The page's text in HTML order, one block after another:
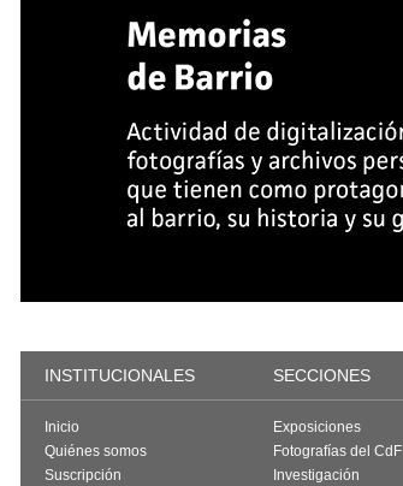
INSTITUCIONALES SECCIONES
Inicio
Quiénes somos
Suscripción
Exposiciones
Fotografías del CdF
Investigación